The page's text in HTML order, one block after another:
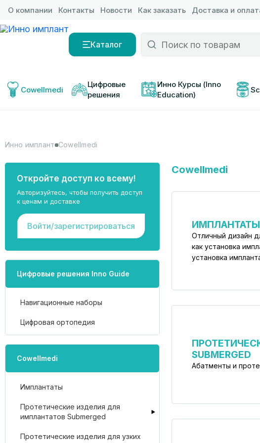
О компании Контакты Новости Как заказать Доставка и
Каталог
Cowellmedi
Цифровые
решения
Инно Курсы (Inno
Education)
Инно имплант Cowellmedi
Откройте доступ ко всему!
Авторизуйтесь, чтобы получить доступ
к ценам и доставке
Войти/зарегистрироваться
Цифровые решения Inno Guide
Навигационные наборы
Цифровая ортопедия
Cowellmedi
Имплантаты
Протетические изделия для
имплантатов Submerged
Протетические изделия для узких
Cowellmedi
ИМПЛАНТАТЫ
Отличный дизайн
как установка
установка
SUBMERGED
Абатменты и